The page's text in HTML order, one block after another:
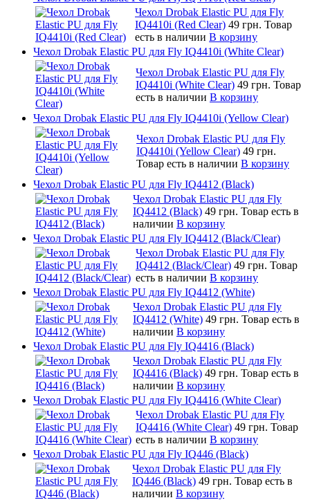
Чехол Drobak Elastic PU для Fly
IQ4410i (Red Clear) 49 грн. Товар
есть в наличии В корзину
Чехол Drobak Elastic PU для Fly IQ4410i (White Clear)
Чехол Drobak Elastic PU для Fly
IQ4410i (White Clear) 49 грн. Товар
есть в наличии В корзину
Чехол Drobak Elastic PU для Fly IQ4410i (Yellow Clear)
Чехол Drobak Elastic PU для Fly
IQ4410i (Yellow Clear) 49 грн.
Товар есть в наличии В корзину
Чехол Drobak Elastic PU для Fly IQ4412 (Black)
Чехол Drobak Elastic PU для Fly
IQ4412 (Black) 49 грн. Товар есть в
наличии В корзину
Чехол Drobak Elastic PU для Fly IQ4412 (Black/Clear)
Чехол Drobak Elastic PU для Fly
IQ4412 (Black/Clear) 49 грн. Товар
есть в наличии В корзину
Чехол Drobak Elastic PU для Fly IQ4412 (White)
Чехол Drobak Elastic PU для Fly
IQ4412 (White) 49 грн. Товар есть в
наличии В корзину
Чехол Drobak Elastic PU для Fly IQ4416 (Black)
Чехол Drobak Elastic PU для Fly
IQ4416 (Black) 49 грн. Товар есть в
наличии В корзину
Чехол Drobak Elastic PU для Fly IQ4416 (White Clear)
Чехол Drobak Elastic PU для Fly
IQ4416 (White Clear) 49 грн. Товар
есть в наличии В корзину
Чехол Drobak Elastic PU для Fly IQ446 (Black)
Чехол Drobak Elastic PU для Fly
IQ446 (Black) 49 грн. Товар есть в
наличии В корзину